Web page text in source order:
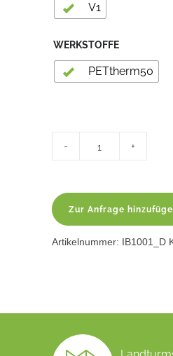
V1
WERKSTOFFE
PETtherm50
PET-
Zur Anfrage
Artikelnummer: IB1001_D